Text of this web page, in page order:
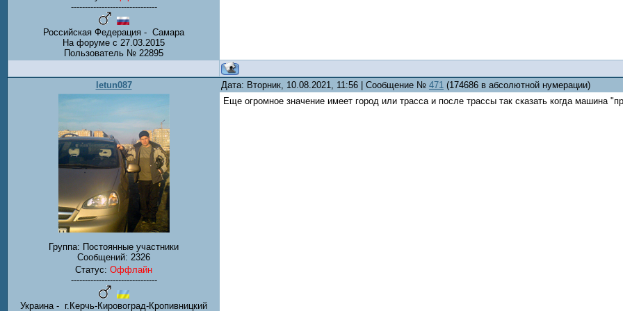
-------------------------------
Российская Федерация - Самара
На форуме с 27.03.2015
Пользователь № 22895
letun087 Дата: Вторник, 10.08.2021, 11:56 | Сообщение № 471 (174686 в абсолютной нумерации)
Группа: Постоянные участники
Сообщений: 2326
Статус: Оффлайн
-------------------------------
Украина - г.Керчь-Кировоград-Кропивницкий
Еще огромное значение имеет город или трасса и после трассы так сказать когда машина